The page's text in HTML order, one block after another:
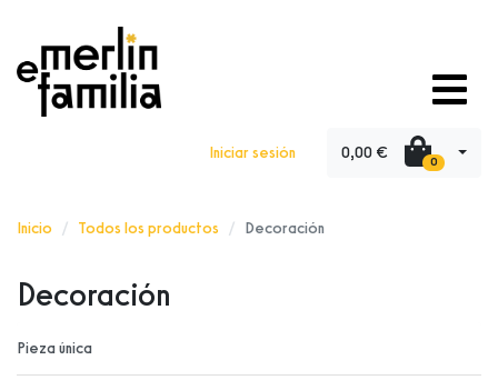
Iniciar sesión 0,00 € 0
Inicio Todos los productos Decoración
Decoración
Pieza única